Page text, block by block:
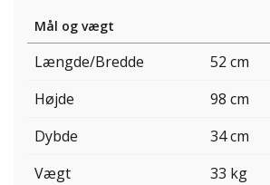
Mål og vægt
Længde/Bredde
52 cm
Højde
98 cm
Dybde
34 cm
Vægt
33 kg